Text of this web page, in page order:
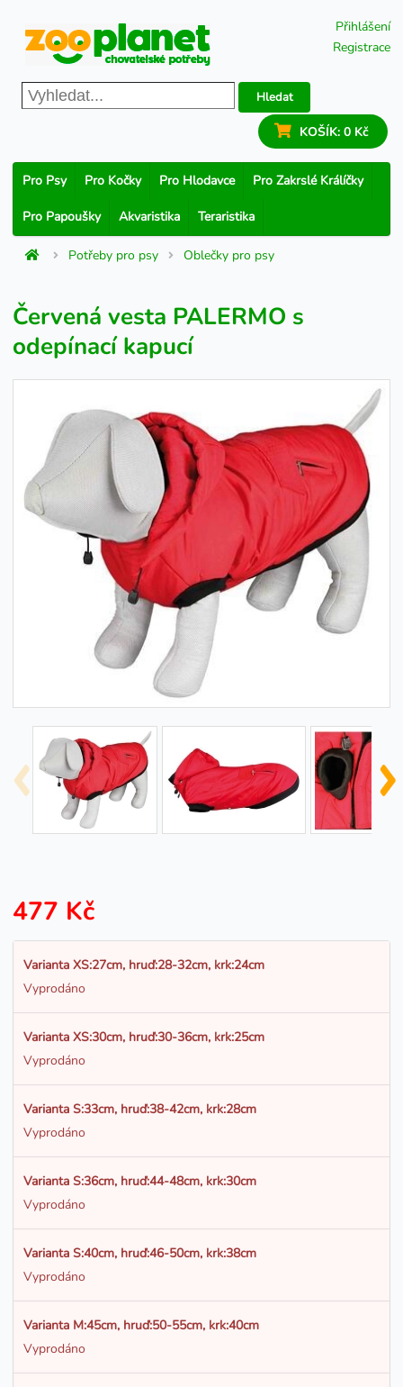
Přihlášení
Registrace
Hledat
KOŠÍK: 0 Kč
Pro Psy Pro Kočky Pro Hlodavce Pro Zakrslé Králíčky
Pro Papoušky Akvaristika Teraristika
Potřeby pro psy Oblečky pro psy
Červená vesta PALERMO s
odepínací kapucí
477 Kč
Varianta XS:27cm, hruď:28-32cm, krk:24cm
Vyprodáno
Varianta XS:30cm, hruď:30-36cm, krk:25cm
Vyprodáno
Varianta S:33cm, hruď:38-42cm, krk:28cm
Vyprodáno
Varianta S:36cm, hruď:44-48cm, krk:30cm
Vyprodáno
Varianta S:40cm, hruď:46-50cm, krk:38cm
Vyprodáno
Varianta M:45cm, hruď:50-55cm, krk:40cm
Vyprodáno